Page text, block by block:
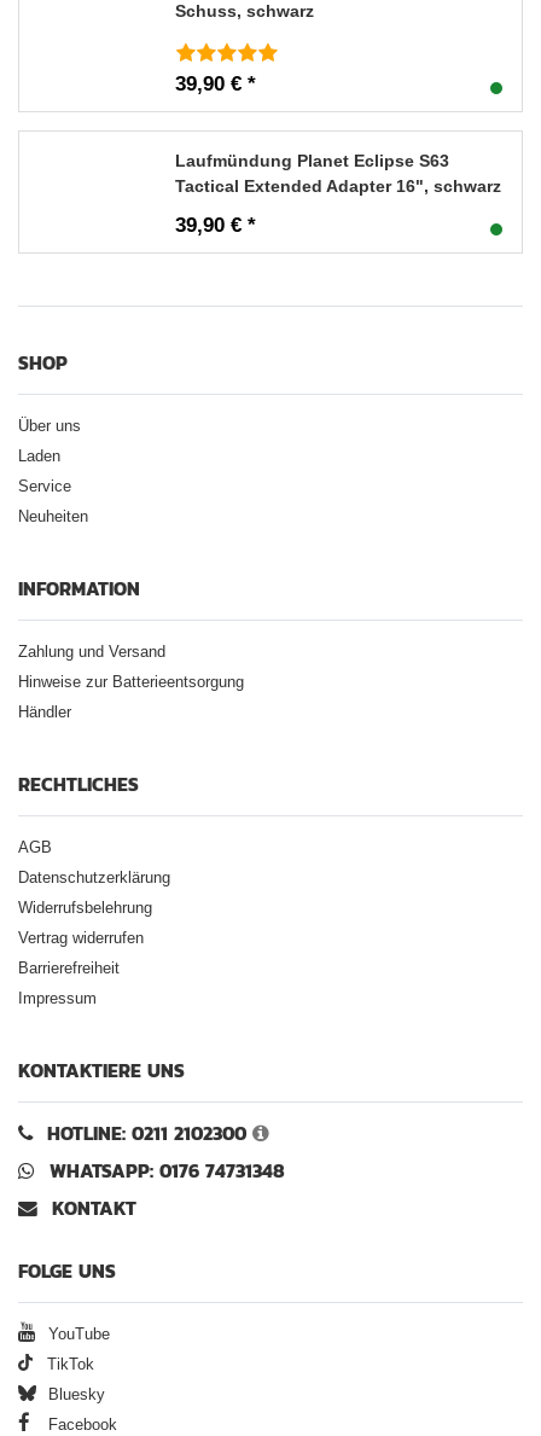
Schuss, schwarz
39,90 € *
Laufmündung Planet Eclipse S63
Tactical Extended Adapter 16", schwarz
39,90 € *
SHOP
Über uns
Laden
Service
Neuheiten
INFORMATION
Zahlung und Versand
Hinweise zur Batterieentsorgung
Händler
RECHTLICHES
AGB
Datenschutzerklärung
Widerrufsbelehrung
Vertrag widerrufen
Barrierefreiheit
Impressum
KONTAKTIERE UNS
HOTLINE: 0211 2102300
WHATSAPP: 0176 74731348
KONTAKT
FOLGE UNS
YouTube
TikTok
Bluesky
Facebook